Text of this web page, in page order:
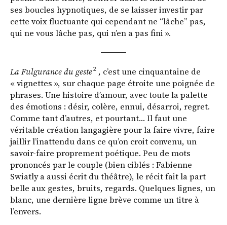
ses boucles hypnotiques, de se laisser investir par
cette voix fluctuante qui cependant ne “lâche” pas,
qui ne vous lâche pas, qui n’en a pas fini ».
La Fulgurance du geste2, c’est une cinquantaine de
« vignettes », sur chaque page étroite une poignée de
phrases. Une histoire d’amour, avec toute la palette
des émotions : désir, colère, ennui, désarroi, regret.
Comme tant d’autres, et pourtant… Il faut une
véritable création langagière pour la faire vivre, faire
jaillir l’inattendu dans ce qu’on croit convenu, un
savoir-­faire proprement poétique. Peu de mots
prononcés par le couple (bien ciblés : Fabienne
Swiatly a aussi écrit du théâtre), le récit fait la part
belle aux gestes, bruits, regards. Quelques lignes, un
blanc, une dernière ligne brève comme un titre à
l’envers.